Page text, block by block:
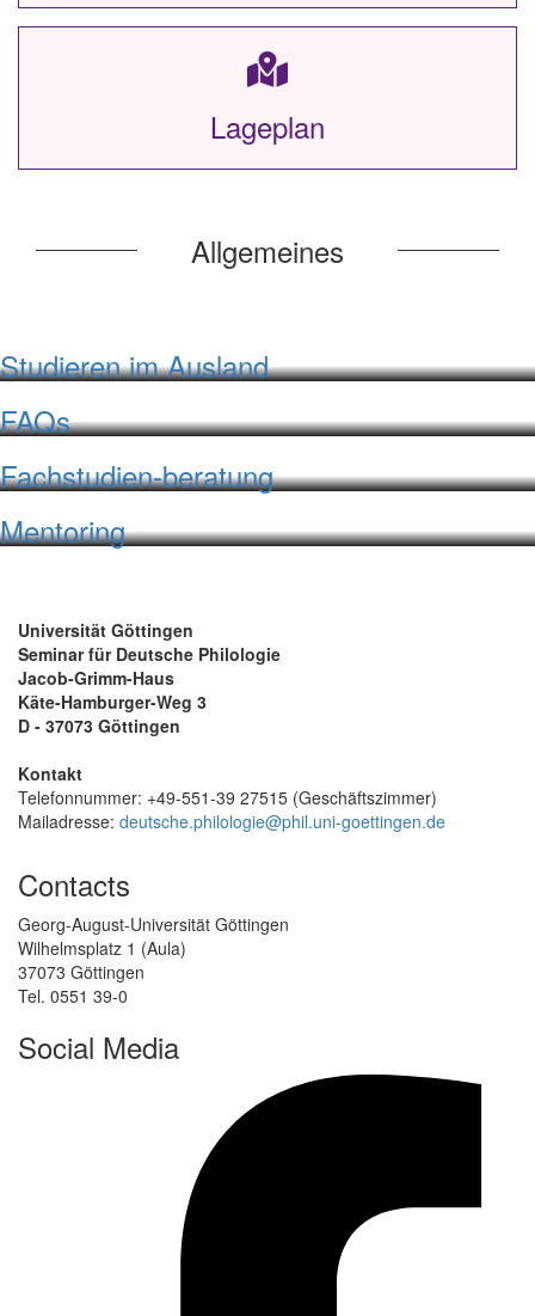
Lageplan
Allgemeines
Studieren im Ausland
FAQs
Fachstudien-beratung
Mentoring
Universität Göttingen
Seminar für Deutsche Philologie
Jacob-Grimm-Haus
Käte-Hamburger-Weg 3
D - 37073 Göttingen
Kontakt
Telefonnummer: +49-551-39 27515 (Geschäftszimmer)
Mailadresse: deutsche.philologie@phil.uni-goettingen.de
Contacts
Georg-August-Universität Göttingen
Wilhelmsplatz 1 (Aula)
37073 Göttingen
Tel. 0551 39-0
Social Media